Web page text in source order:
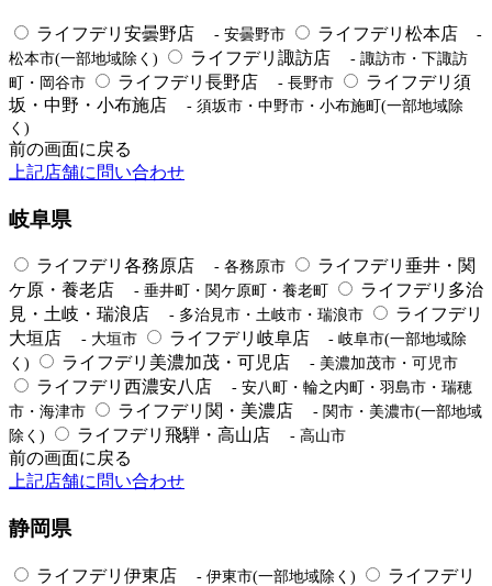
ライフデリ安曇野店 - 安曇野市 ライフデリ松本店
-
松本市(一部地域除く)
ライフデリ諏訪店
- 諏訪市・下諏訪
町・岡谷市
ライフデリ長野店 - 長野市
ライフデリ須
坂・中野・小布施店
- 須坂市・中野市・小布施町(一部地域除
く)
前の画面に戻る
上記店舗に問い合わせ
岐阜県
ライフデリ各務原店 - 各務原市
ライフデリ垂井・関
ケ原・養老店
- 垂井町・関ケ原町・養老町
ライフデリ多治
見・土岐・瑞浪店
- 多治見市・土岐市・瑞浪市
ライフデリ
大垣店
- 大垣市 ライフデリ岐阜店
- 岐阜市(一部地域除
く)
ライフデリ美濃加茂・可児店 - 美濃加茂市・可児市
ライフデリ西濃安八店
- 安八町・輪之内町・羽島市・瑞穂
市・海津市
ライフデリ関・美濃店
- 関市・美濃市(一部地域
除く)
ライフデリ飛騨・高山店 - 高山市
前の画面に戻る
上記店舗に問い合わせ
静岡県
ライフデリ伊東店 - 伊東市(一部地域除く)
ライフデリ